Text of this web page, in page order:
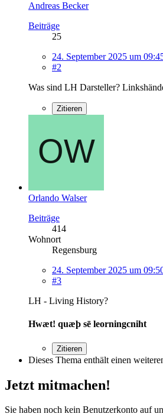
Andreas Becker
Beiträge
25
24. September 2025 um
#2
Was sind LH Darsteller?
Zitieren
Orlando Walser
Beiträge
414
Wohnort
Regensburg
24. September 2025 um
#3
LH - Living History?
Hwæt! quæþ sē leorningcniht
Zitieren
Dieses Thema enthält einen
Jetzt mitmachen!
Sie haben noch kein Benutzerkonto auf